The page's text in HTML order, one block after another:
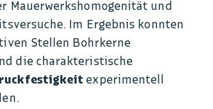
Mauerwerkshomogenität und
Im Ergebnis konnten
Stellen Bohrkerne
die charakteristische
experimentell